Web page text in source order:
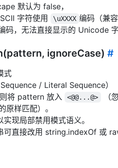
默认为 false，
字符使用
\uXXXX 编码（兼
码，无法直接显示的 Unicode
ignoreCase) #
式
/ Literal Sequence）
将 pattern 放入
<@@...@>
（
原样匹配）。
现局部禁用模式语义。
可直接改用 string.indexOf 或